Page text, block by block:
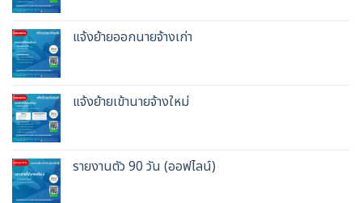
แจ้งย้ายออกนายจ้างเก่า
แจ้งย้ายเข้านายจ้างใหม่
รายงานตัว 90 วัน (ออฟไลน์)